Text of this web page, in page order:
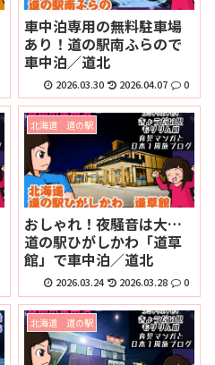
車中泊専用の無料駐車場
あり！道の駅南ふらので
車中泊／道北
2026.03.30 2026.04.07 0
北海道 道の駅
おしゃれ！夜騒音は大…
道の駅ひがしかわ「道草
館」で車中泊／道北
2026.03.24 2026.03.28 0
北海道 道の駅